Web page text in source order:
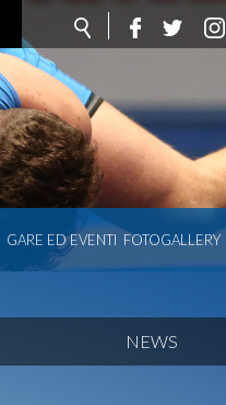
GARE ED EVENTI FOTOGALLERY
NEWS